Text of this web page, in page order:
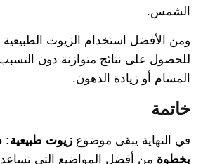
الشمس.
ومن الأفضل استخدام الزيوت الطبيعية
للحصول على نتائج متوازنة دون
المسام أو زيادة الدهون.
خاتمة
في النهاية يبقى موضوع زيوت طبيعية:
بخطوة من أفضل المواضيع التي